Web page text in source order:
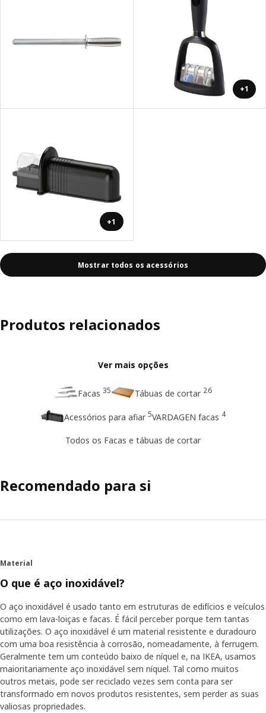
+1
+1
Mostrar todos os acessórios
Produtos relacionados
Ver mais opções
Facas 35 Tábuas de cortar 26
Acessórios para afiar 5VARDAGEN facas 4
Todos os Facas e tábuas de cortar
Recomendado para si
Material
O que é aço inoxidável?
O aço inoxidável é usado tanto em estruturas de edifícios e veículos
como em lava-loiças e facas. É fácil perceber porque tem tantas
utilizações. O aço inoxidável é um material resistente e duradouro
com uma boa resistência à corrosão, nomeadamente, à ferrugem.
Geralmente tem um conteúdo baixo de níquel e, na IKEA, usamos
maioritariamente aço inoxidável sem níquel. Tal como muitos
outros metais, pode ser reciclado vezes sem conta para ser
transformado em novos produtos resistentes, sem perder as suas
valiosas propriedades.